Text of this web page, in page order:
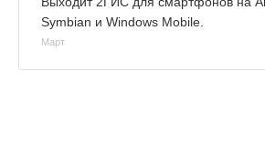
Symbian и Windows Mobile.
Март